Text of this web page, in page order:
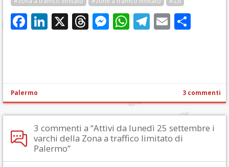
Facebook
LinkedIn
X Threads
Messenger
WhatsApp
Telegram
Email
Palermo 3 commenti
3 commenti a “Attivi da lunedì 25 settembre i
varchi della Zona a traffico limitato di
Palermo”